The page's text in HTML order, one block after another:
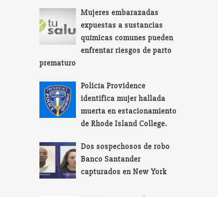
Mujeres embarazadas
expuestas a sustancias
químicas comunes pueden
enfrentar riesgos de parto
prematuro
Policía Providence
identifica mujer hallada
muerta en estacionamiento
de Rhode Island College.
Dos sospechosos de robo
Banco Santander
capturados en New York